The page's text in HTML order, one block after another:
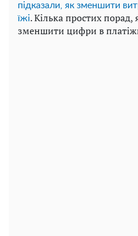
підказали, як зменшити
їжі. Кілька простих
зменшити цифри в